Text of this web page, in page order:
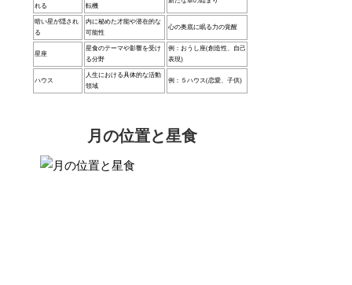
れる
転機
暗い星が隠され
る
内に秘めた才能や潜在的な
可能性
心の奥底に眠る力の覚醒
星座
星食のテーマや影響を受け
る分野
例：おうし座(創造性、自己
表現)
ハウス
人生における具体的な活動
領域
例：５ハウス(恋愛、子供)
月の位置と星食